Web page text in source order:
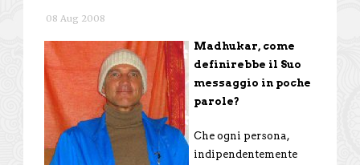
08 Aug 2008
Madhukar, come
definirebbe il Suo
messaggio in poche
parole?
Che ogni persona,
indipendentemente